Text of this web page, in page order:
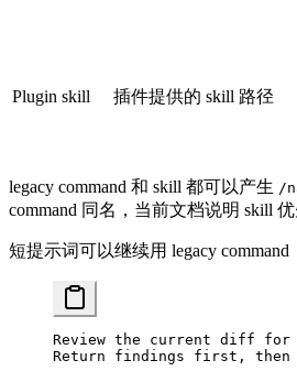
Plugin skill 插件提供的 skill 路径
legacy command 和 skill 都可以产生 /
command 同名，当前文档说明 skill 优
短提示词可以继续用 legacy command
Review the current diff for
Return findings first, then